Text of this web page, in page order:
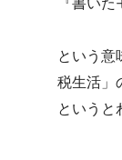
という意
税生活」
というと